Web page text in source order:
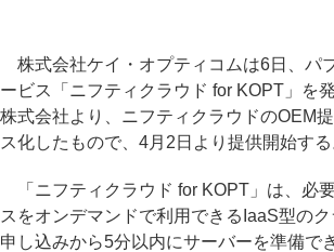
株式会社ケイ・オプティコムは6日、パ
ービス「ニフティクラウド for KOPT」を
株式会社より、ニフティクラウドのOEM
ス化したもので、4月2日より提供開始する
「ニフティクラウド for KOPT」は、必
スをオンデマンドで利用できるIaaS型のク
申し込みから5分以内にサーバーを準備で